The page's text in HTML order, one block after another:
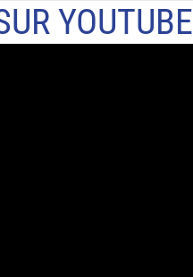
YOUTUBE